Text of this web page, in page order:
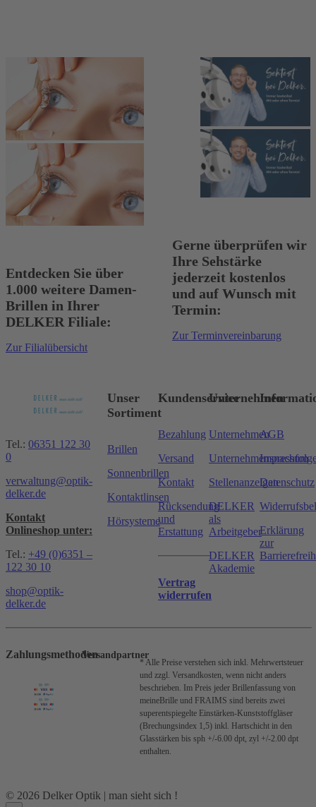
Entdecken Sie über
1.000 weitere Damen-
Brillen in Ihrer
DELKER Filiale:
Zur Filialübersicht
Gerne überprüfen wir
Ihre Sehstärke
jederzeit kostenlos
und auf Wunsch mit
Termin:
Zur Terminvereinbarung
Tel.: 06351 122 30
0
verwaltung@optik-
delker.de
Kontakt
Onlineshop unter:
Tel.: +49 (0)6351 –
122 30 10
shop@optik-
delker.de
Unser
Sortiment
Brillen
Sonnenbrillen
Kontaktlinsen
Hörsysteme
Kundenservice
Bezahlung
Versand
Kontakt
Rücksendung
und
Erstattung
Vertrag
widerrufen
Unternehmen
Unternehmen
Stellenanzeigen
DELKER
als
Arbeitgeber
DELKER
Akademie
AGB
Impressum
Datenschutz
Erklärung
zur
ZahlungsmethodenVersandpartner
* Alle Preise verstehen sich inkl. Mehrwertsteuer
und zzgl. Versandkosten, wenn nicht anders
beschrieben. Im Preis jeder Brillenfassung von
meineBrille und FRAIMS sind bereits zwei
superentspiegelte Einstärken-Kunststoffgläser
(Brechungsindex 1,5) inkl. Hartschicht in den
Glasstärken bis sph +/-6.00 dpt, zyl +/-2.00 dpt
enthalten.
© 2026 Delker Optik | man sieht sich !